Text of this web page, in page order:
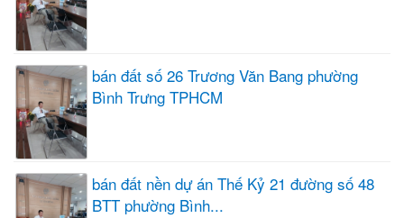
bán đất số 26 Trương Văn Bang phường
Bình Trưng TPHCM
bán đất nền dự án Thế Kỷ 21 đường số 48
BTT phường Bình...